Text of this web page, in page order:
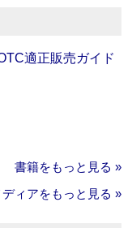
適正販売ガイド
書籍をもっと見る »
ディアをもっと見る »